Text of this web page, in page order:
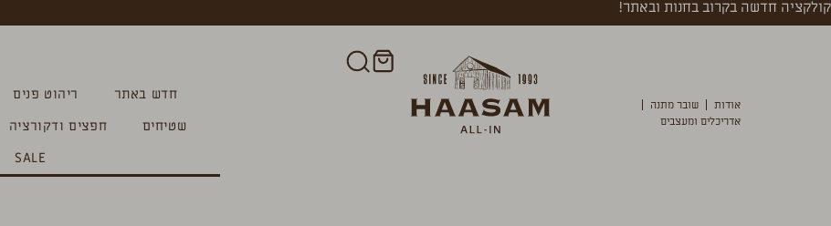
קולקציה חדשה בקרוב בחנות ובאתר!
אודות
שובר מתנה
אדריכלים ומעצבים
חדש באתר ריהוט פנים
שטיחים
חפצים ודקורציה
SALE